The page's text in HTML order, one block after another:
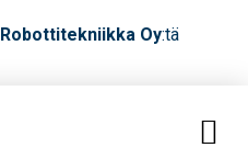
Robottitekniikka Oy:tä